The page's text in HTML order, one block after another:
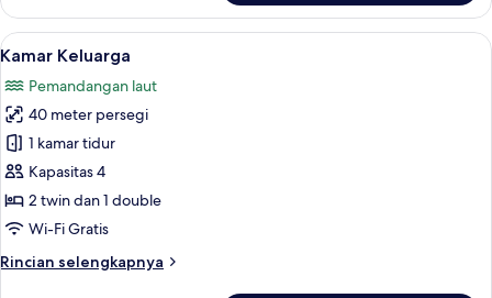
Suite
Deluks
Lihat
semua
foto
untuk
Kamar
Keluarga
Kamar Keluarga | Minibar, brankas,
5
Kamar Keluarga
Pemandangan laut
40 meter persegi
1 kamar tidur
Kapasitas 4
2 twin dan 1 double
Wi-Fi Gratis
Rincian selengkapnya
Rincian